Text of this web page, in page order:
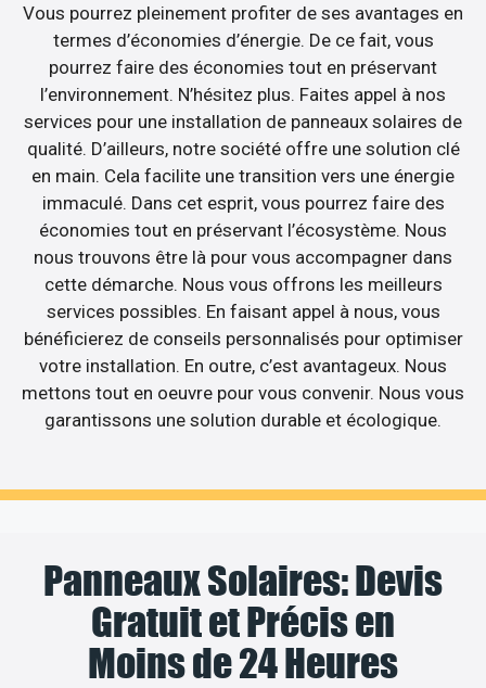
Vous pourrez pleinement profiter de ses avantages en
termes d’économies d’énergie. De ce fait, vous
pourrez faire des économies tout en préservant
l’environnement. N’hésitez plus. Faites appel à nos
services pour une installation de panneaux solaires de
qualité. D’ailleurs, notre société offre une solution clé
en main. Cela facilite une transition vers une énergie
immaculé. Dans cet esprit, vous pourrez faire des
économies tout en préservant l’écosystème. Nous
nous trouvons être là pour vous accompagner dans
cette démarche. Nous vous offrons les meilleurs
services possibles. En faisant appel à nous, vous
bénéficierez de conseils personnalisés pour optimiser
votre installation. En outre, c’est avantageux. Nous
mettons tout en oeuvre pour vous convenir. Nous vous
garantissons une solution durable et écologique.
Panneaux Solaires: Devis
Gratuit et Précis en
Moins de 24 Heures